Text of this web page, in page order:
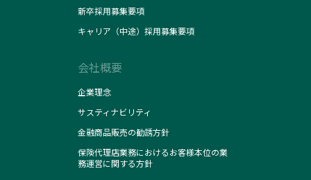
新卒採用募集要項
キャリア（中途）採用募集要項
会社概要
企業理念
サスティナビリティ
金融商品販売の勧誘方針
保険代理店業務におけるお客様本位の業
務運営に関する方針